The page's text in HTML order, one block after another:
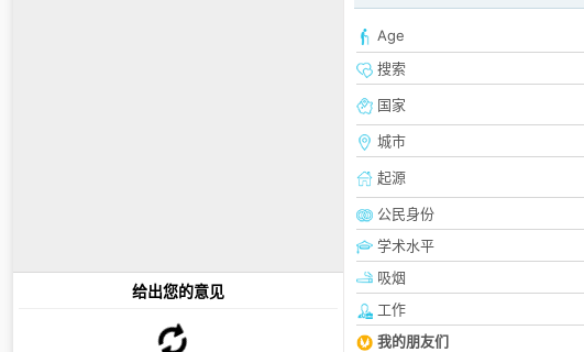
给出您的意见
Age
搜索
国家
城市
起源
公民身份
学术水平
吸烟
工作
我的朋友们